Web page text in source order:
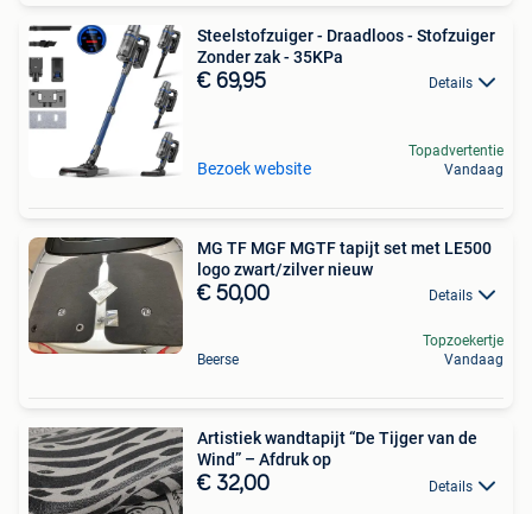
Steelstofzuiger - Draadloos - Stofzuiger
Zonder zak - 35KPa
€ 69,95 Details
Bezoek website
Topadvertentie
Vandaag
MG TF MGF MGTF tapijt set met LE500
logo zwart/zilver nieuw
€ 50,00 Details
Beerse
Topzoekertje
Vandaag
Artistiek wandtapijt “De Tijger van de
Wind” – Afdruk op
€ 32,00 Details